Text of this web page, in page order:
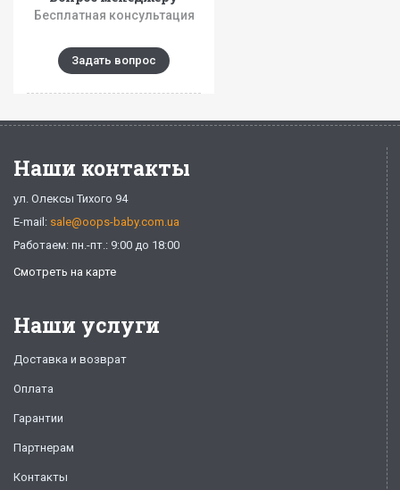
Бесплатная консультация
Задать вопрос
Наши контакты
ул. Олексы Тихого 94
E-mail: sale@oops-baby.com.ua
Работаем: пн.-пт.: 9:00 до 18:00
Смотреть на карте
Наши услуги
Доставка и возврат
Оплата
Гарантии
Партнерам
Контакты